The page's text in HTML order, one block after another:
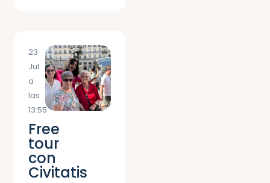
23
Jul
a
las
13:55
Free
tour
con
Civitatis